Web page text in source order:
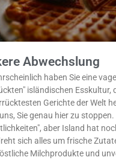
Abwechslung
haben Sie eine
isländischen Esskultur,
Gerichte der Welt
Sie genau hier zu
aber Island hat
sich alles um frische
Milchprodukte und